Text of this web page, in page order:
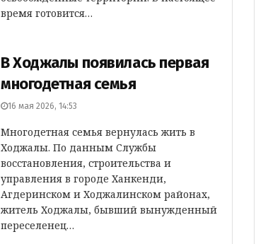
время готовится…
В Ходжалы появилась первая
многодетная семья
16 мая 2026, 14:53
Многодетная семья вернулась жить в
Ходжалы. По данным Службы
восстановления, строительства и
управления в городе Ханкенди,
Агдеринском и Ходжалинском районах,
житель Ходжалы, бывший вынужденный
переселенец…